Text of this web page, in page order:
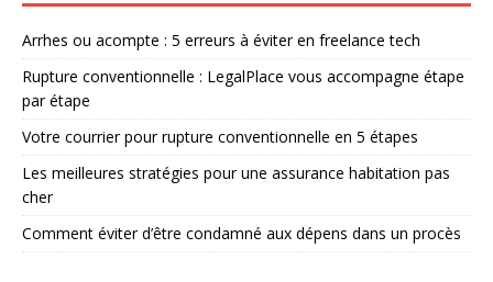
Arrhes ou acompte : 5 erreurs à éviter en freelance tech
Rupture conventionnelle : LegalPlace vous accompagne étape
par étape
Votre courrier pour rupture conventionnelle en 5 étapes
Les meilleures stratégies pour une assurance habitation pas
cher
Comment éviter d’être condamné aux dépens dans un procès